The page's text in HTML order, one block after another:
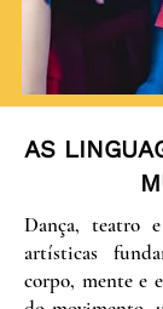
AS
Dança, teatro e
artísticas
corpo, mente e